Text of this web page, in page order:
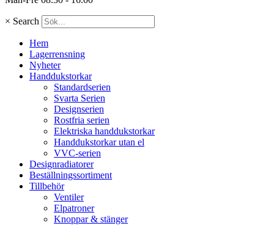
× Search
Hem
Lagerrensning
Nyheter
Handdukstorkar
Standardserien
Svarta Serien
Designserien
Rostfria serien
Elektriska handdukstorkar
Handdukstorkar utan el
VVC-serien
Designradiatorer
Beställningssortiment
Tillbehör
Ventiler
Elpatroner
Knoppar & stänger